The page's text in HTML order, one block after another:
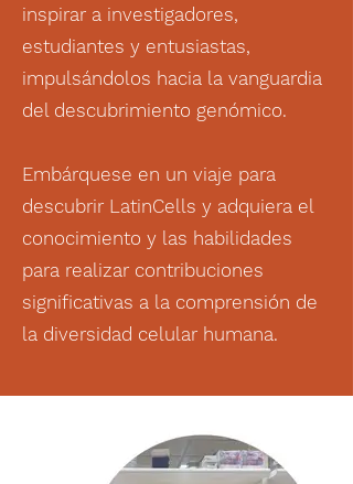
inspirar a investigadores,
estudiantes y entusiastas,
impulsándolos hacia la vanguardia
del descubrimiento genómico.
Embárquese en un viaje para
descubrir LatinCells y adquiera el
conocimiento y las habilidades
para realizar contribuciones
significativas a la comprensión de
la diversidad celular humana.